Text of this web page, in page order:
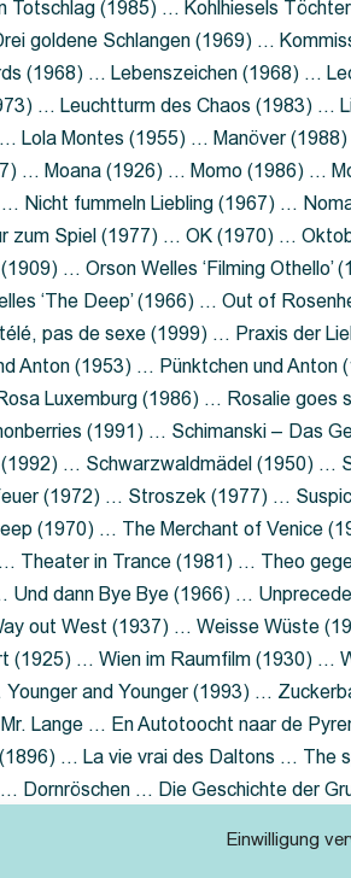
Einwilligung
Totschlag (1985) … Kohlhiesels
goldene Schlangen (1969) …
(1968) … Lebenszeichen (1968) …
… Leuchtturm des Chaos (1983) …
Lola Montes (1955) … Manöver
… Moana (1926) … Momo (1986) …
… Nicht fummeln Liebling (1967) …
zum Spiel (1977) … OK (1970) …
… Orson Welles ‘Filming Othello’
‘The Deep’ (1966) … Out of
pas de sexe (1999) … Praxis der
Anton (1953) … Pünktchen und Anton
Luxemburg (1986) … Rosalie goes
(1991) … Schimanski – Das
… Schwarzwaldmädel (1950) …
(1972) … Stroszek (1977) …
(1970) … The Merchant of Venice
Theater in Trance (1981) … Theo
Und dann Bye Bye (1966) …
out West (1937) … Weisse Wüste
… Wien im Raumfilm (1930) …
and Younger (1993) …
Lange … En Autotoocht naar de
… La vie vrai des Daltons … The
Dornröschen … Die Geschichte der